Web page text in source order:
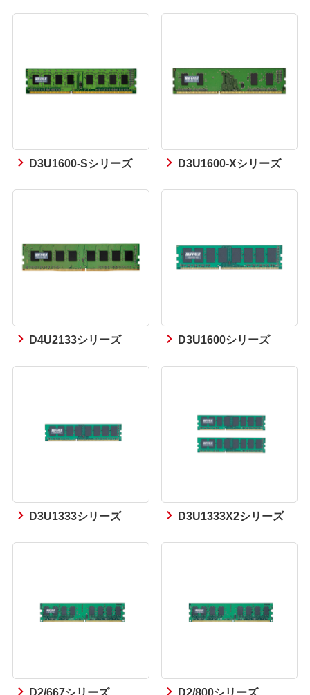
D3U1600-Sシリーズ D3U1600-Xシリーズ
D4U2133シリーズ D3U1600シリーズ
D3U1333シリーズ D3U1333X2シリーズ
D2/667シリーズ D2/800シリーズ